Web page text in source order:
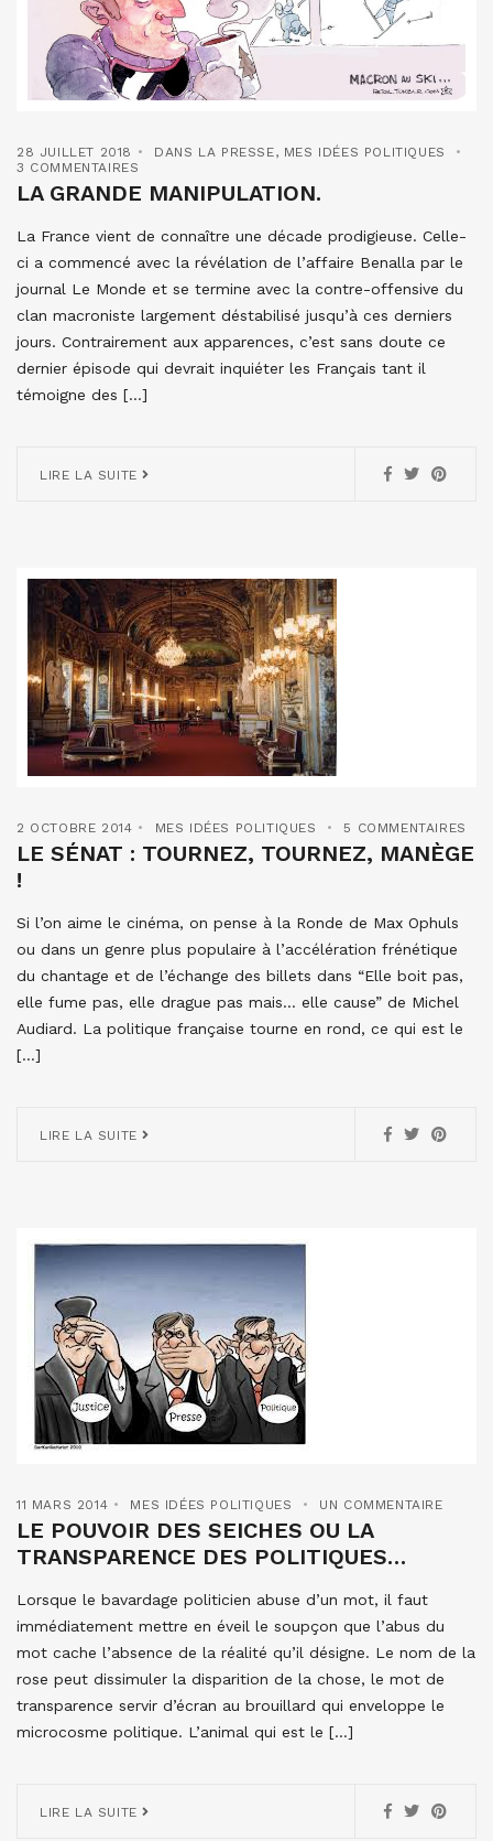
28 JUILLET 2018 DANS LA PRESSE, MES IDÉES POLITIQUES
3 COMMENTAIRES
LA GRANDE MANIPULATION.
La France vient de connaître une décade prodigieuse. Celle-
ci a commencé avec la révélation de l’affaire Benalla par le
journal Le Monde et se termine avec la contre-offensive du
clan macroniste largement déstabilisé jusqu’à ces derniers
jours. Contrairement aux apparences, c’est sans doute ce
dernier épisode qui devrait inquiéter les Français tant il
témoigne des […]
LIRE LA SUITE
2 OCTOBRE 2014 MES IDÉES POLITIQUES 5 COMMENTAIRES
LE SÉNAT : TOURNEZ, TOURNEZ, MANÈGE
!
Si l’on aime le cinéma, on pense à la Ronde de Max Ophuls
ou dans un genre plus populaire à l’accélération frénétique
du chantage et de l’échange des billets dans “Elle boit pas,
elle fume pas, elle drague pas mais… elle cause” de Michel
Audiard. La politique française tourne en rond, ce qui est le
[…]
LIRE LA SUITE
11 MARS 2014 MES IDÉES POLITIQUES UN COMMENTAIRE
LE POUVOIR DES SEICHES OU LA
TRANSPARENCE DES POLITIQUES…
Lorsque le bavardage politicien abuse d’un mot, il faut
immédiatement mettre en éveil le soupçon que l’abus du
mot cache l’absence de la réalité qu’il désigne. Le nom de la
rose peut dissimuler la disparition de la chose, le mot de
transparence servir d’écran au brouillard qui enveloppe le
microcosme politique. L’animal qui est le […]
LIRE LA SUITE